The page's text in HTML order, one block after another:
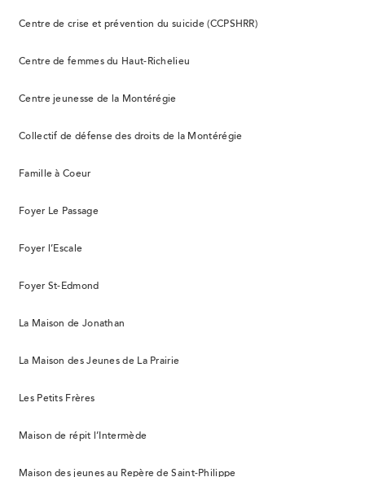
Centre de crise et prévention du suicide (CCPSHRR)
Centre de femmes du Haut-Richelieu
Centre jeunesse de la Montérégie
Collectif de défense des droits de la Montérégie
Famille à Coeur
Foyer Le Passage
Foyer l’Escale
Foyer St-Edmond
La Maison de Jonathan
La Maison des Jeunes de La Prairie
Les Petits Frères
Maison de répit l’Intermède
Maison des jeunes au Repère de Saint-Philippe